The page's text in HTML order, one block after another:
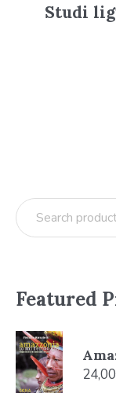
Studi
Featured
24,00